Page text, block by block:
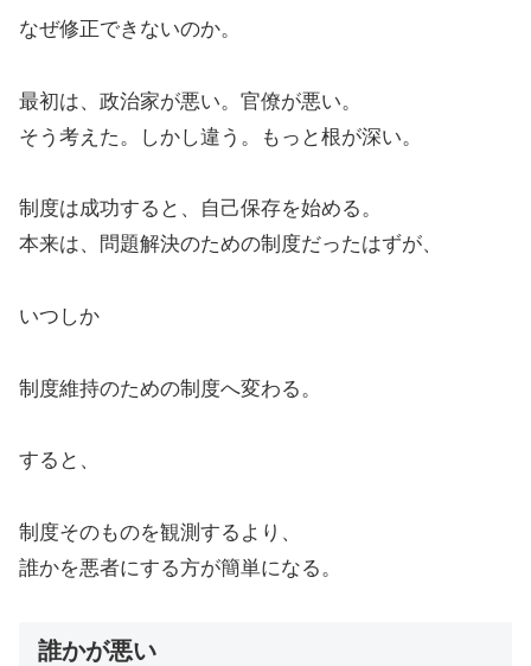
なぜ修正できないのか。
最初は、政治家が悪い。官僚が悪い。
そう考えた。しかし違う。もっと根が深い。
制度は成功すると、自己保存を始める。
本来は、問題解決のための制度だったはずが、
いつしか
制度維持のための制度へ変わる。
すると、
制度そのものを観測するより、
誰かを悪者にする方が簡単になる。
誰かが悪い